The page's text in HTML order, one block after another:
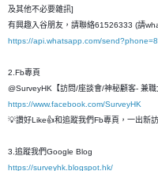
及其他不必要雜訊]
有興趣入谷朋友，請聯絡61526333 (請
https://api.whatsapp.com/
2.Fb專頁
@SurveyHK【訪問/座談會/神秘顧客- 兼
https://www.facebook.com/SurveyHK
💡讚好Like👍和追蹤我們Fb專頁，一出新
3.追蹤我們Google Blog
https://surveyhk.blogspot.hk/